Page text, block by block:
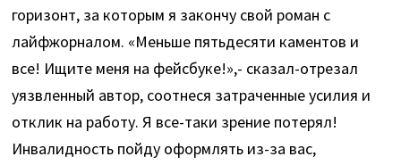
горизонт, за которым я закончу свой роман с
лайфжорналом. «Меньше пятьдесяти каментов и
все! Ищите меня на фейсбуке!»,- сказал-отрезал
уязвленный автор, соотнеся затраченные усилия и
отклик на работу. Я все-таки зрение потерял!
Инвалидность пойду оформлять из-за вас,